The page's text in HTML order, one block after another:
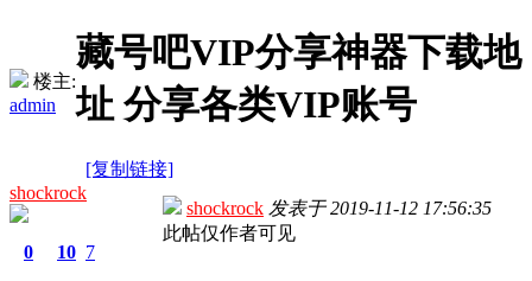
楼主:
admin
藏号吧VIP分享神器下载地
址 分享各类VIP账号
[复制链接]
shockrock
0 10 7
shockrock 发表于2019-11-12 17:56:35
此帖仅作者可见